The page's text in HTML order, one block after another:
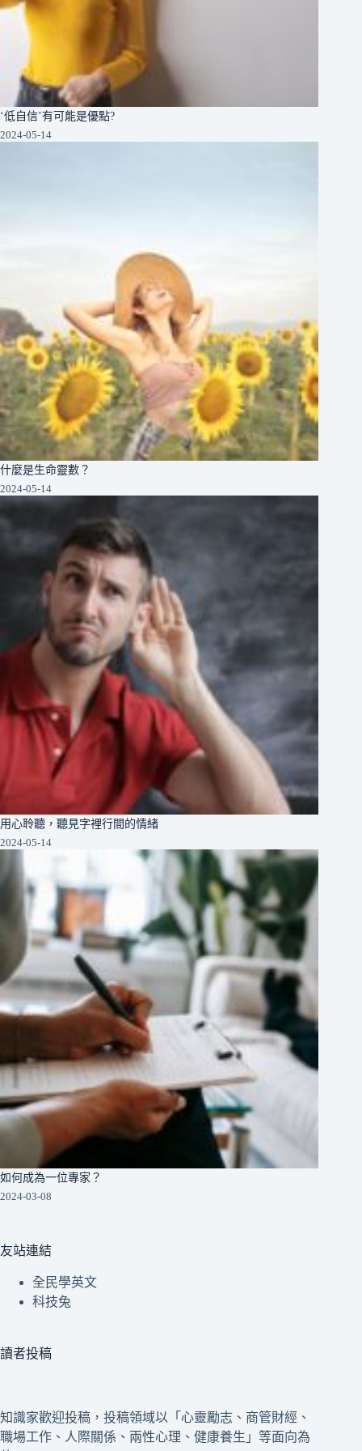
‘低自信’有可能是優點?
2024-05-14
什麼是生命靈數？
2024-05-14
用心聆聽，聽見字裡行間的情緒
2024-05-14
如何成為一位專家？
2024-03-08
友站連結
全民學英文
科技兔
讀者投稿
知識家歡迎投稿，投稿領域以「心靈勵志、商管財經、
職場工作、人際關係、兩性心理、健康養生」等面向為